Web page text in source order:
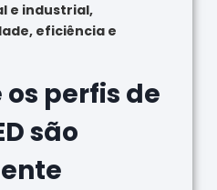
e industrial,
eficiência e
os perfis de
são